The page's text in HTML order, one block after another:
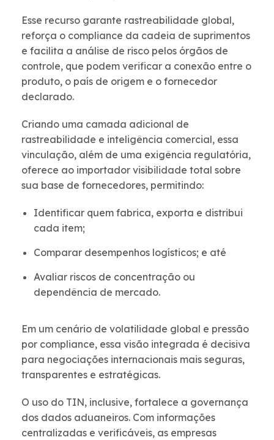
Esse recurso garante rastreabilidade global,
reforça o compliance da cadeia de suprimentos
e facilita a análise de risco pelos órgãos de
controle, que podem verificar a conexão entre o
produto, o país de origem e o fornecedor
declarado.
Criando uma camada adicional de
rastreabilidade e inteligência comercial, essa
vinculação, além de uma exigência regulatória,
oferece ao importador visibilidade total sobre
sua base de fornecedores, permitindo:
Identificar quem fabrica, exporta e distribui
cada item;
Comparar desempenhos logísticos; e até
Avaliar riscos de concentração ou
dependência de mercado.
Em um cenário de volatilidade global e pressão
por compliance, essa visão integrada é decisiva
para negociações internacionais mais seguras,
transparentes e estratégicas.
O uso do TIN, inclusive, fortalece a governança
dos dados aduaneiros. Com informações
centralizadas e verificáveis, as empresas